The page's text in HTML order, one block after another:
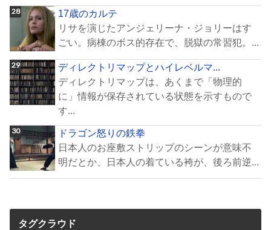
17歳のカルテ
リサを演じたアンジェリーナ・ジョリーはす
ごい。病棟のボス的存在で、脱獄の常習犯。...
ディレクトリマップとハイレベルマ...
ディレクトリマップは、あくまで「物理的
に」情報が保存されている状態を示すもので
す...
ドラゴン怒りの鉄拳
日本人のお座敷ストリップのシーンが意味不
明だとか、日本人の着ている袴が、後ろ前逆...
タグクラウド